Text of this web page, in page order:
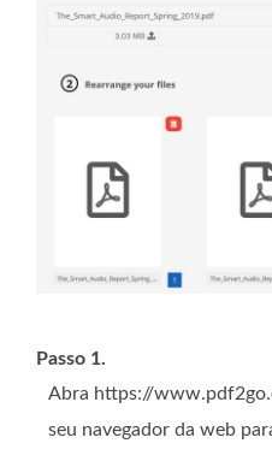
Passo 1.
Abra https://
seu navegador da web